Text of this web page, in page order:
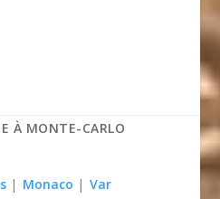
À MONTE-CARLO
| Monaco | Var